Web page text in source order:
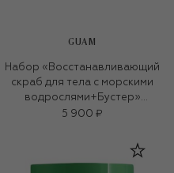
GUAM
Набор «Восстанавливающий
скраб для тела с морскими
водрослями+Бустер»
(250ml+15g)
5 900 ₽